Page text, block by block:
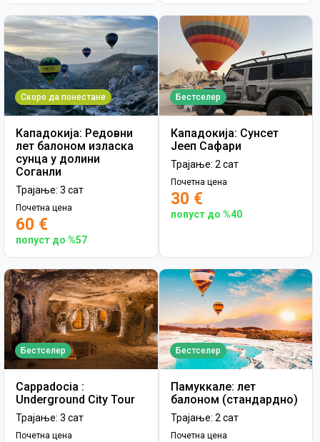
Скоро да понестане
Кападокија: Редовни
лет балоном изласка
сунца у долини
Соганли
Трајање: 3 сат
Почетна цена
60 €
попуст до %57
Бестселер
Кападокија: Сунсет
Јееп Сафари
Трајање: 2 сат
Почетна цена
30 €
попуст до %40
Бестселер
Cappadocia :
Underground City Tour
Трајање: 3 сат
Почетна цена
Бестселер
Памуккале: лет
балоном (стандардно)
Трајање: 2 сат
Почетна цена